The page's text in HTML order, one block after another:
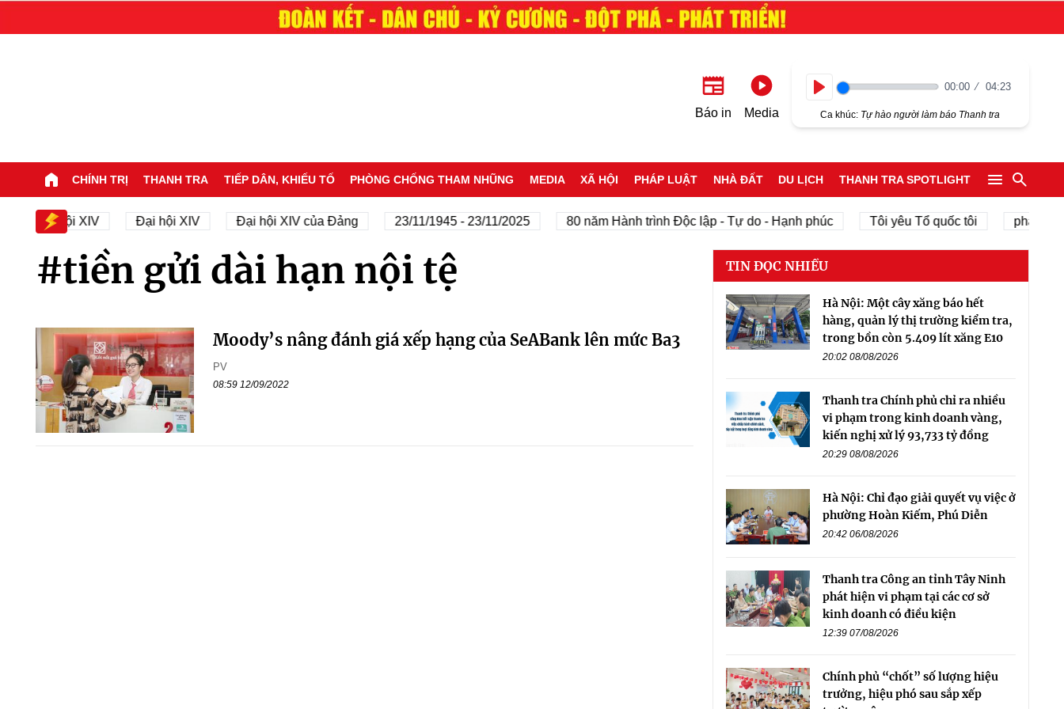
Báo in Media
00:00 04:23
Ca khúc: Tự hào người làm báo Thanh tra
CHÍNH TRỊ THANH TRA TIẾP DÂN, KHIẾU TỐ PHÒNG CHỐNG THAM NHŨNG MEDIA XÃ HỘI PHÁP LUẬT NHÀ ĐẤT DU LỊCH THANH TRA SPOTLIGHT
sự Đại hội XIV Đại hội XIV Đại hội XIV của Đảng 23/11/1945 - 23/11/2025 80 năm Hành trình Độc lập - Tự do - Hạnh phúc Tôi yêu Tổ quốc tôi phát
#tiền gửi dài hạn nội tệ
Moody’s nâng đánh giá xếp hạng của SeABank lên mức Ba3
PV
08:59 12/09/2022
TIN ĐỌC NHIỀU
Hà Nội: Một cây xăng báo hết
hàng, quản lý thị trường kiểm tra,
trong bồn còn 5.409 lít xăng E10
20:02 08/08/2026
Thanh tra Chính phủ chỉ ra nhiều
vi phạm trong kinh doanh vàng,
kiến nghị xử lý 93,733 tỷ đồng
20:29 08/08/2026
Hà Nội: Chỉ đạo giải quyết vụ việc ở
phường Hoàn Kiếm, Phú Diễn
20:42 06/08/2026
Thanh tra Công an tỉnh Tây Ninh
phát hiện vi phạm tại các cơ sở
kinh doanh có điều kiện
12:39 07/08/2026
Chính phủ “chốt” số lượng hiệu
trưởng, hiệu phó sau sắp xếp